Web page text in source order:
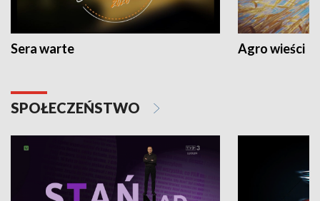
Sera warte Agro wieści
SPOŁECZEŃSTWO